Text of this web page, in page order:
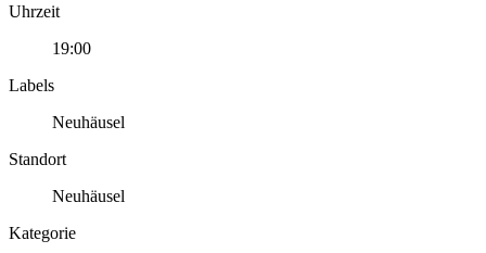
Uhrzeit
19:00
Labels
Neuhäusel
Standort
Neuhäusel
Kategorie